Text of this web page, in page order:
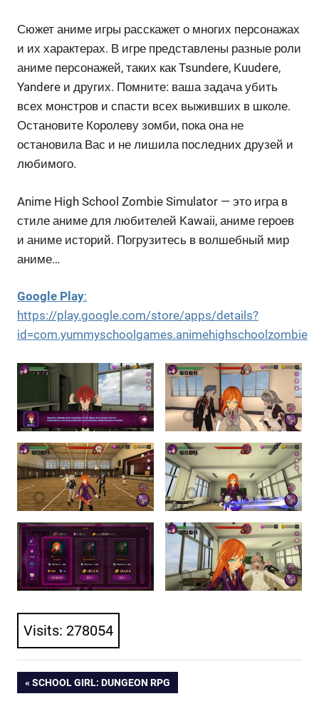
Сюжет аниме игры расскажет о многих персонажах
и их характерах. В игре представлены разные роли
аниме персонажей, таких как Tsundere, Kuudere,
Yandere и других. Помните: ваша задача убить
всех монстров и спасти всех выживших в школе.
Остановите Королеву зомби, пока она не
остановила Вас и не лишила последних друзей и
любимого.
Anime High School Zombie Simulator — это игра в
стиле аниме для любителей Kawaii, аниме героев
и аниме историй. Погрузитесь в волшебный мир
аниме…
Google Play:
https://play.google.com/store/apps/details?
id=com.yummyschoolgames.animehighschoolzombie
Visits: 278054
Навигация
ПРЕДЫДУЩАЯ
SCHOOL GIRL: DUNGEON RPG